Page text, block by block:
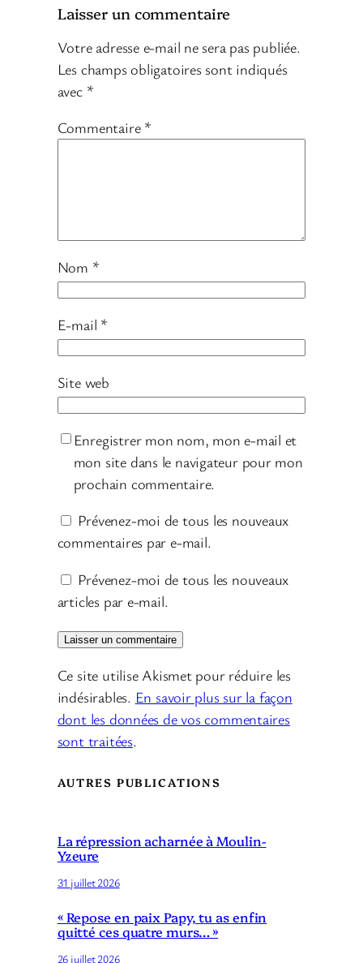
Laisser un commentaire
Votre adresse e-mail ne sera pas publiée.
Les champs obligatoires sont indiqués
avec *
Commentaire *
Nom *
E-mail *
Site web
Enregistrer mon nom, mon e-mail et
mon site dans le navigateur pour mon
prochain commentaire.
Prévenez-moi de tous les nouveaux
commentaires par e-mail.
Prévenez-moi de tous les nouveaux
articles par e-mail.
Ce site utilise Akismet pour réduire les
indésirables. En savoir plus sur la façon
dont les données de vos commentaires
sont traitées.
AUTRES PUBLICATIONS
La répression acharnée à Moulin-
Yzeure
31 juillet 2026
« Repose en paix Papy, tu as enfin
quitté ces quatre murs… »
26 juillet 2026